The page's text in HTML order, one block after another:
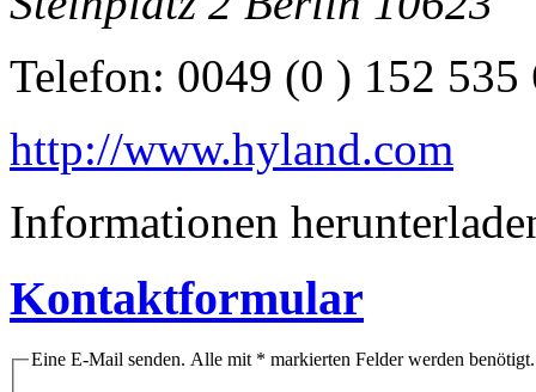
Telefon: 0049 (0 ) 152 535
http://www.hyland.com
Informationen
Kontaktformular
Eine E-Mail senden. Alle mit * markierten Felder werden benötigt.